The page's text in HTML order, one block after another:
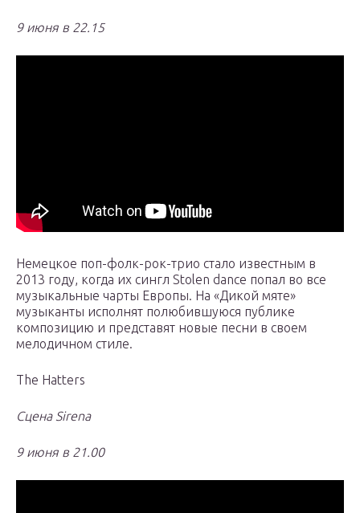
9 июня в 22.15
Немецкое поп-фолк-рок-трио стало известным в
2013 году, когда их сингл Stolen dance попал во все
музыкальные чарты Европы. На «Дикой мяте»
музыканты исполнят полюбившуюся публике
композицию и представят новые песни в своем
мелодичном стиле.
The Hatters
Сцена Sirena
9 июня в 21.00